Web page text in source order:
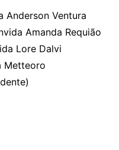
Anderson Ventura
Amanda Requião
Lore Dalvi
Metteoro